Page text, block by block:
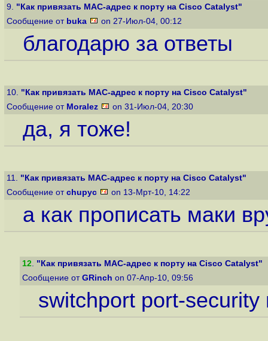
9. "Как привязать MAC-адрес к порту на Cisco Catalyst"
Сообщение от buka on 27-Июл-04, 00:12
благодарю за ответы
10. "Как привязать MAC-адрес к порту на Cisco Catalyst"
Сообщение от Moralez on 31-Июл-04, 20:30
да, я тоже!
11. "Как привязать MAC-адрес к порту на Cisco Catalyst"
Сообщение от chupyc on 13-Мрт-10, 14:22
а как прописать маки
12. "Как привязать MAC-адрес к порту на Cisco Catalyst"
Сообщение от GRinch on 07-Апр-10, 09:56
switchport port-security